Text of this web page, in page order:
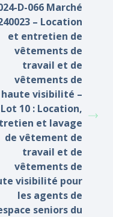
D-066 Marché
– Location
et entretien de
vêtements de
travail et de
vêtements de
haute visibilité –
Lot 10 : Location,
et lavage
de vêtement de
travail et de
vêtements de
visibilité pour
les agents de
seniors du